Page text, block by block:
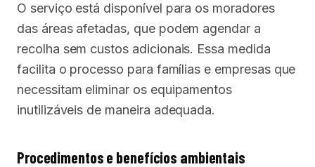
O serviço está disponível para os moradores
das áreas afetadas, que podem agendar a
recolha sem custos adicionais. Essa medida
facilita o processo para famílias e empresas que
necessitam eliminar os equipamentos
inutilizáveis de maneira adequada.
Procedimentos e benefícios ambientais